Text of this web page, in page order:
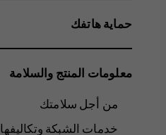
حماية هاتفك
معلومات المنتج والسلامة
من أجل سلامتك
خدمات الشبكة وتكاليفها